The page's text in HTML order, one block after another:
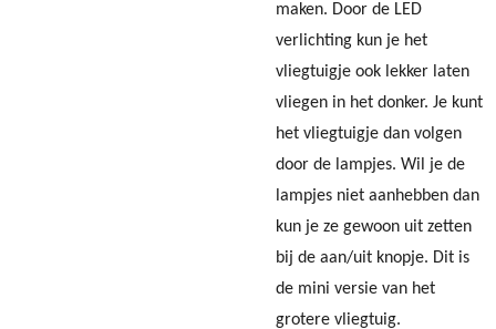
maken. Door de LED
verlichting kun je het
vliegtuigje ook lekker laten
vliegen in het donker. Je kunt
het vliegtuigje dan volgen
door de lampjes. Wil je de
lampjes niet aanhebben dan
kun je ze gewoon uit zetten
bij de aan/uit knopje. Dit is
de mini versie van het
grotere vliegtuig.